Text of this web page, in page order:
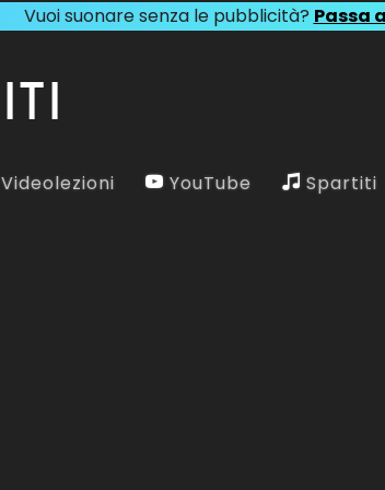
Vuoi suonare senza le pubblicità? Passa
Videolezioni YouTube Spartiti